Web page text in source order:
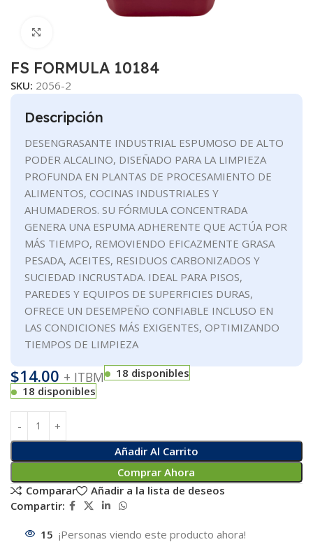
FS FORMULA 10184
SKU: 2056-2
Descripción
DESENGRASANTE INDUSTRIAL ESPUMOSO DE ALTO
PODER ALCALINO, DISEÑADO PARA LA LIMPIEZA
PROFUNDA EN PLANTAS DE PROCESAMIENTO DE
ALIMENTOS, COCINAS INDUSTRIALES Y
AHUMADEROS. SU FÓRMULA CONCENTRADA
GENERA UNA ESPUMA ADHERENTE QUE ACTÚA POR
MÁS TIEMPO, REMOVIENDO EFICAZMENTE GRASA
PESADA, ACEITES, RESIDUOS CARBONIZADOS Y
SUCIEDAD INCRUSTADA. IDEAL PARA PISOS,
PAREDES Y EQUIPOS DE SUPERFICIES DURAS,
OFRECE UN DESEMPEÑO CONFIABLE INCLUSO EN
LAS CONDICIONES MÁS EXIGENTES, OPTIMIZANDO
TIEMPOS DE LIMPIEZA
$14.00 + ITBM
18 disponibles
18 disponibles
Añadir Al Carrito
Comprar Ahora
Comparar
Añadir a la lista de deseos
Compartir:
15 ¡Personas viendo este producto ahora!